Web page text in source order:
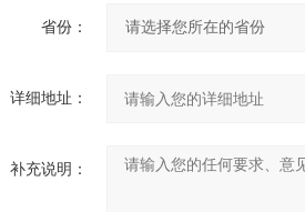
省份：
详细地址：
补充说明：